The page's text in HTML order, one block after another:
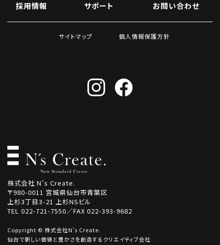
採用情報
サポート お問い合わせ
サイトマップ 個人情報保護方針
株式会社 N’s Create.
〒980-0011 宮城県仙台市青葉区
上杉3丁目3-21 上杉NSビル
TEL 022-721-7550／FAX 022-393-9682
Copyright © 株式会社N’s Create.
仙台で新しい価値と豊かさを創造するクリエイティブ会社